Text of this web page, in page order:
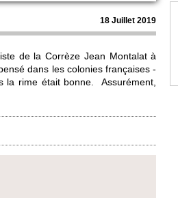
18 Jui­llet 2019
de la Corrèze Jean Montalat à
dans les co­lonies françaises -
la rime était bonne. Assurément,